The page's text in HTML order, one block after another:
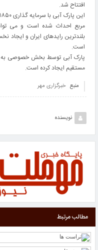
افتتاح شد.
بلندترین رایدهای ایران و ایجاد
است.
مستقیم ایجاد کرده است.
منبع خبرگزاری مهر
نویسنده
مطالب مرتبط